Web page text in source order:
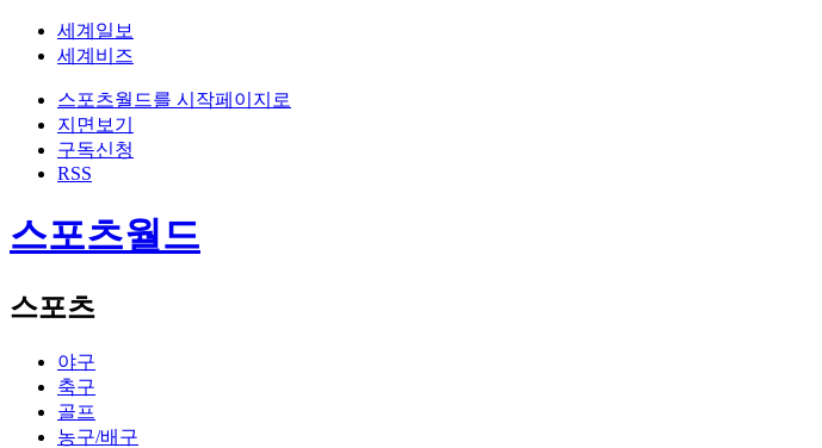
세계일보
세계비즈
스포츠월드를 시작페이지로
지면보기
구독신청
RSS
스포츠월드
스포츠
야구
축구
골프
농구/배구